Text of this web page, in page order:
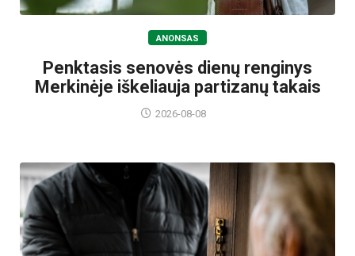
ANONSAS
Penktasis senovės dienų renginys
Merkinėje iškeliauja partizanų takais
2026-08-08